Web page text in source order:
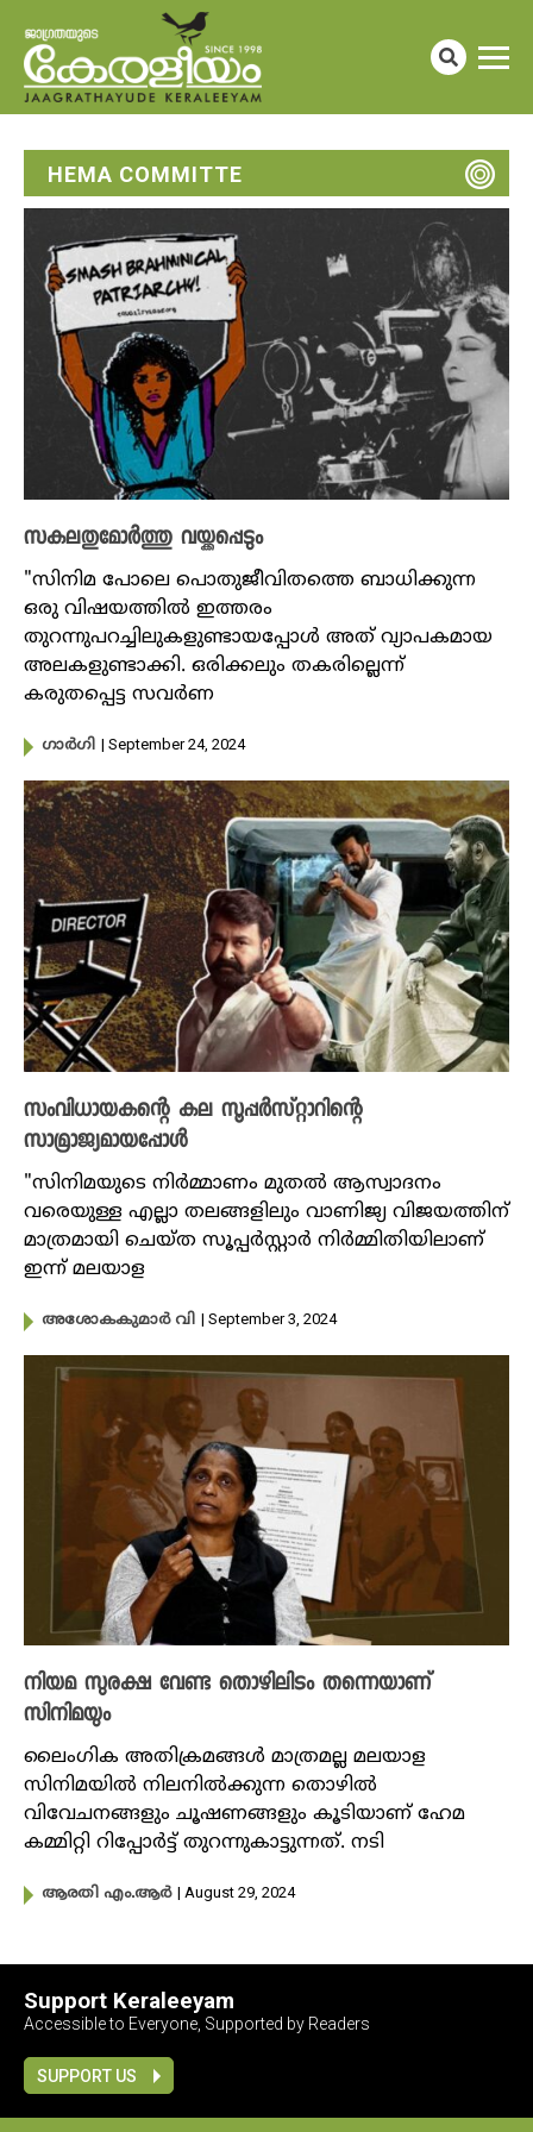
HEMA COMMITTE
സകലതുമോര്‍ത്തു വയ്ക്കപ്പെടും
"സിനിമ പോലെ പൊതുജീവിതത്തെ ബാധിക്കുന്ന
ഒരു വിഷയത്തില്‍ ഇത്തരം
തുറന്നുപറച്ചിലുകളുണ്ടായപ്പോള്‍ അത് വ്യാപകമായ
അലകളുണ്ടാക്കി. ഒരിക്കലും തകരില്ലെന്ന്
കരുതപ്പെട്ട സവര്‍ണ
​ഗാർ​ഗി | September 24, 2024
സംവിധായകന്റെ കല സൂപ്പർസ്റ്റാറിന്റെ
സാമ്രാജ്യമായപ്പോൾ
"സിനിമയുടെ നിർമ്മാണം മുതൽ ആസ്വാദനം
വരെയുള്ള എല്ലാ തലങ്ങളിലും വാണിജ്യ വിജയത്തിന്
മാത്രമായി ചെയ്ത സൂപ്പർസ്റ്റാർ നിർമ്മിതിയിലാണ്
ഇന്ന് മലയാള
അശോകകുമാർ വി | September 3, 2024
നിയമ സുരക്ഷ വേണ്ട തൊഴിലിടം തന്നെയാണ്
സിനിമയും
ലൈംഗിക അതിക്രമങ്ങൾ മാത്രമല്ല മലയാള
സിനിമയിൽ നിലനിൽക്കുന്ന തൊഴിൽ
വിവേചനങ്ങളും ചൂഷണങ്ങളും കൂടിയാണ് ഹേമ
കമ്മിറ്റി റിപ്പോർട്ട്‌ തുറന്നുകാട്ടുന്നത്. നടി
ആരതി എം.ആർ | August 29, 2024
Support Keraleeyam
Accessible to Everyone, Supported by Readers
SUPPORT US